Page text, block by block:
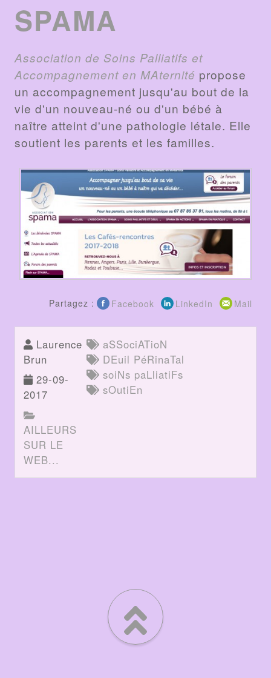
SPAMA
Association de Soins Palliatifs et
Accompagnement en MAternité propose
un accompagnement jusqu'au bout de la
vie d'un nouveau-né ou d'un bébé à
naître atteint d'une pathologie létale. Elle
soutient les parents et les familles.
Partagez : Facebook LinkedIn Mail
Laurence
Brun
29-09-
2017
AILLEURS
SUR LE
WEB...
aSSociATioN
DEuil PéRinaTal
soiNs paLliatiFs
sOutiEn